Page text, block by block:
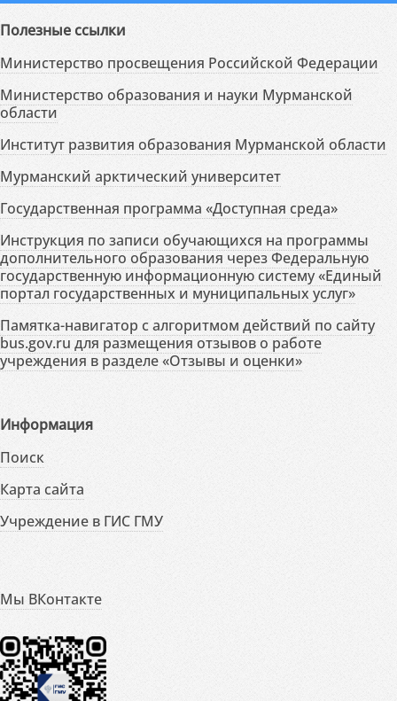
Полезные ссылки
Министерство просвещения Российской Федерации
Министерство образования и науки Мурманской
области
Институт развития образования Мурманской области
Мурманский арктический университет
Государственная программа «Доступная среда»
Инструкция по записи обучающихся на программы
дополнительного образования через Федеральную
государственную информационную систему «Единый
портал государственных и муниципальных услуг»
Памятка-навигатор с алгоритмом действий по сайту
bus.gov.ru для размещения отзывов о работе
учреждения в разделе «Отзывы и оценки»
Информация
Поиск
Карта сайта
Учреждение в ГИС ГМУ
Мы ВКонтакте